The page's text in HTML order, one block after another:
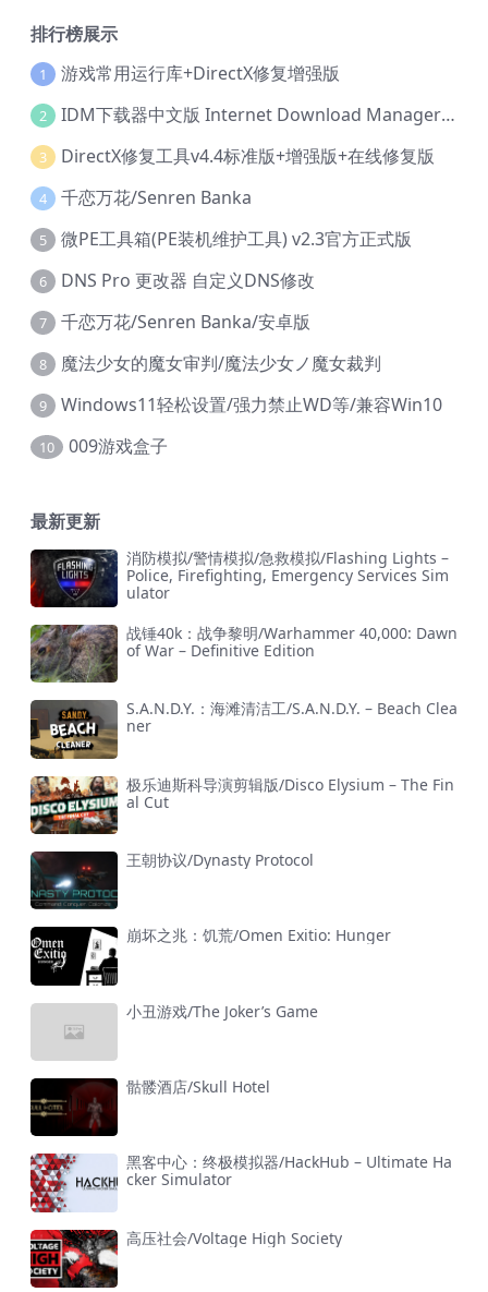
排行榜展示
1 游戏常用运行库+DirectX修复增强版
2 IDM下载器中文版 Internet Download Manager v6.42.36 IDM
3 DirectX修复工具v4.4标准版+增强版+在线修复版
4 千恋万花/Senren Banka
5 微PE工具箱(PE装机维护工具) v2.3官方正式版
6 DNS Pro 更改器 自定义DNS修改
7 千恋万花/Senren Banka/安卓版
8 魔法少女的魔女审判/魔法少女ノ魔女裁判
9 Windows11轻松设置/强力禁止WD等/兼容Win10
10 009游戏盒子
最新更新
消防模拟/警情模拟/急救模拟/Flashing Lights –
Police, Firefighting, Emergency Services Sim
ulator
战锤40k：战争黎明/Warhammer 40,000: Dawn
of War – Definitive Edition
S.A.N.D.Y.：海滩清洁工/S.A.N.D.Y. – Beach Clea
ner
极乐迪斯科导演剪辑版/Disco Elysium – The Fin
al Cut
王朝协议/Dynasty Protocol
崩坏之兆：饥荒/Omen Exitio: Hunger
小丑游戏/The Joker’s Game
骷髅酒店/Skull Hotel
黑客中心：终极模拟器/HackHub – Ultimate Ha
cker Simulator
高压社会/Voltage High Society